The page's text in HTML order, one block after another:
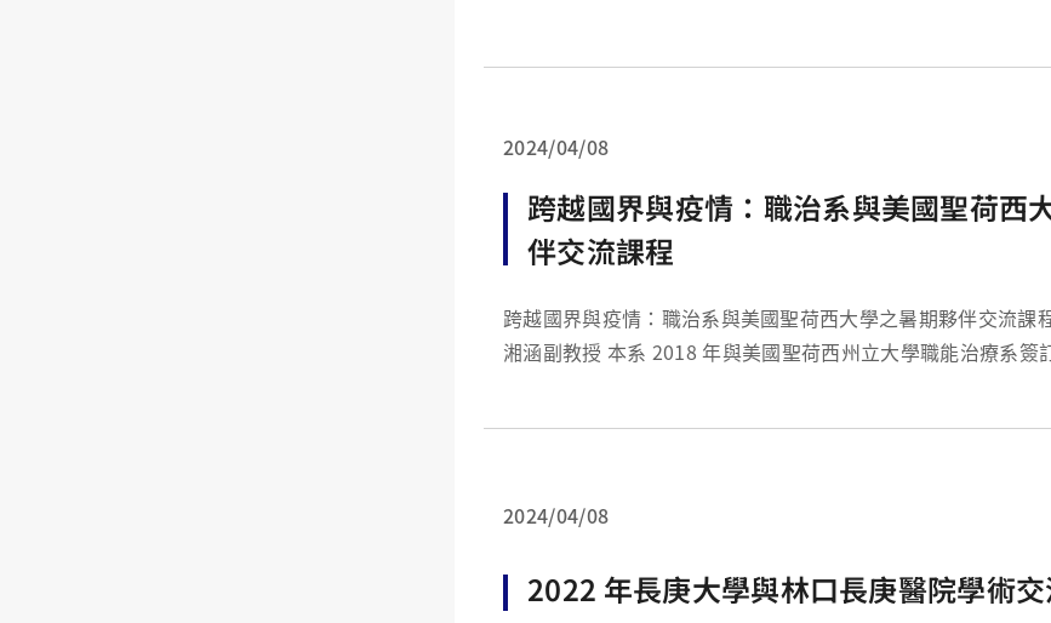
2024/04/08
跨越國界與疫情：職治系與美國聖荷西
伴交流課程
跨越國界與疫情：職治系與美國聖荷西大學之暑期夥伴交流課程 職能治療學
湘涵副教授 本系 2018 年與美國聖荷西州立大學職能治療系簽訂合作備忘錄後，每
2024/04/08
2022 年長庚大學與林口長庚醫院學術